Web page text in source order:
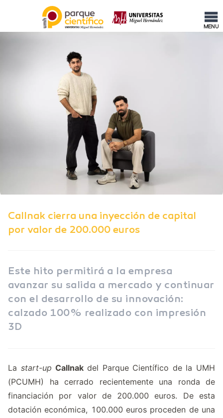
MENU
Callnak cierra una inyección de capital
por valor de 200.000 euros
Este hito permitirá a la empresa
avanzar su salida a mercado y continuar
con el desarrollo de su innovación:
calzado 100% realizado con impresión
3D
La start-up Callnak del Parque Científico de la UMH
(PCUMH) ha cerrado recientemente una ronda de
financiación por valor de 200.000 euros. De esta
dotación económica, 100.000 euros proceden de una